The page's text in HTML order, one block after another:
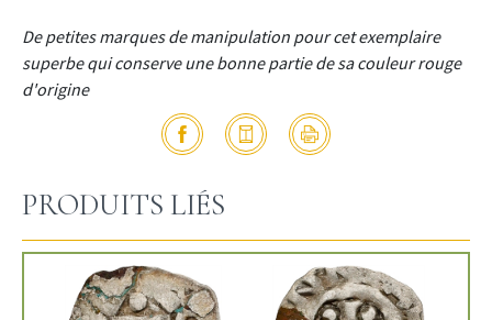
De petites marques de manipulation pour cet exemplaire
superbe qui conserve une bonne partie de sa couleur rouge
d'origine
PRODUITS LIÉS